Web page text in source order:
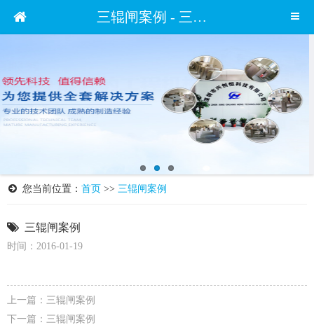
三辊闸案例 - 三辊闸案例 - 案例展示 - 深圳市兴创恒科技有限公司
您当前位置： 首页 >> 三辊闸案例
三辊闸案例
时间：2016-01-19
上一篇： 三辊闸案例
下一篇： 三辊闸案例